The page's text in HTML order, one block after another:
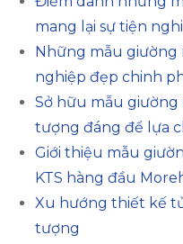
mang lại sự tiện
Những mẫu
nghiệp đẹp chinh
Sở hữu mẫu giường
tượng đáng để lựa
Giới thiệu mẫu
KTS hàng đầu
Xu hướng thiết kế
tượng